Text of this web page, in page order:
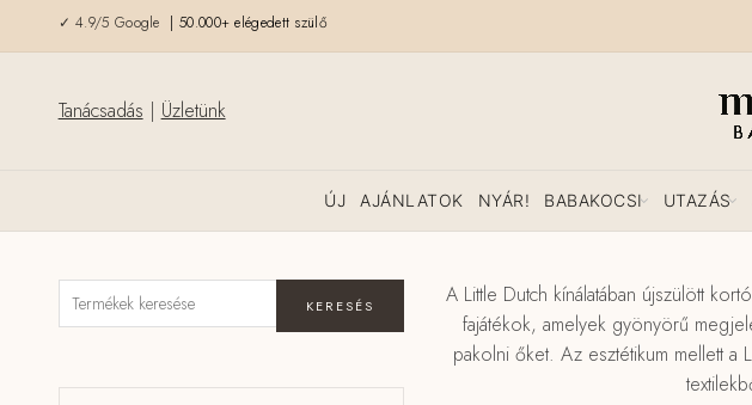
✓ 4.9/5 Google | 50.000+ elégedett szülő
Tanácsadás | Üzletünk
ÚJ AJÁNLATOK NYÁR! BABAKOCSI UTAZÁS
A Little Dutch kínálatában újszülött
fajátékok, amelyek gyönyörű
pakolni őket. Az esztétikum mellett a
KERESÉS